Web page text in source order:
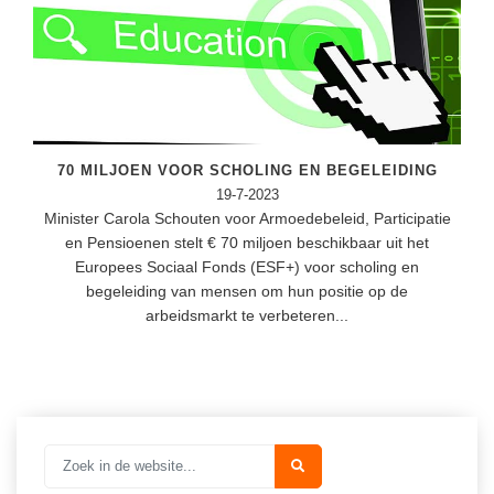
Klassieke Talen
Letterkunde
Maatschappijleer
Natuurkunde
Nederlands
Rekenen / Wiskunde
Studievaardigheden
Meesterbaan onderwijsvacatures
Geschiedenis
Studievaardigheden
70 MILJOEN VOOR SCHOLING EN BEGELEIDING
19-7-2023
Minister Carola Schouten voor Armoedebeleid, Participatie
en Pensioenen stelt € 70 miljoen beschikbaar uit het
Europees Sociaal Fonds (ESF+) voor scholing en
begeleiding van mensen om hun positie op de
arbeidsmarkt te verbeteren...